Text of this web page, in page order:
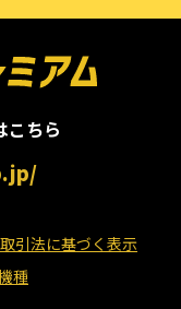
こちら
引法に基づく表示
種